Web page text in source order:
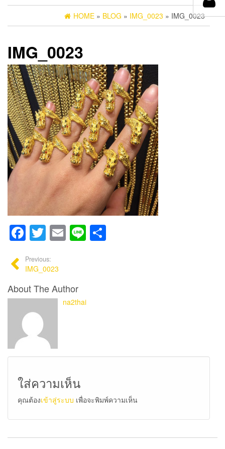
HOME » BLOG » IMG_0023 » IMG_0023
IMG_0023
Facebook
Twitter
Email
Line
Previous:
IMG_0023
About The Author
na2thai
ใส่ความเห็น
คุณต้องเข้าสู่ระบบ เพื่อจะพิมพ์ความเห็น